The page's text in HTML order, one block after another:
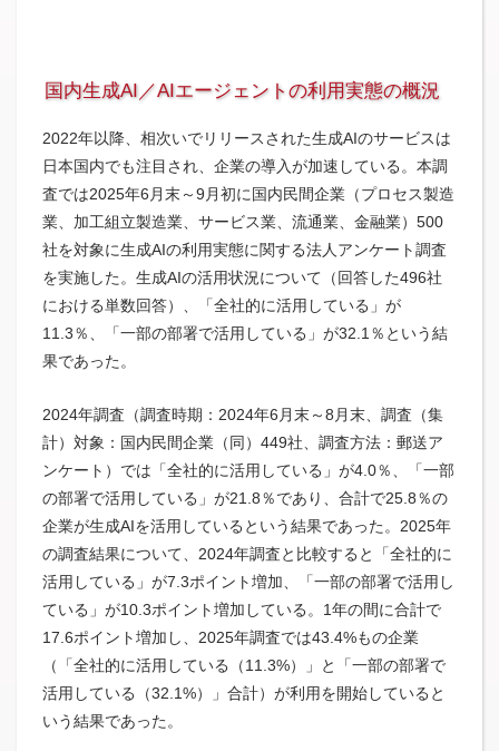
国内生成AI／AIエージェントの利用実態の概況
2022年以降、相次いでリリースされた生成AIのサービスは
日本国内でも注目され、企業の導入が加速している。本調
査では2025年6月末～9月初に国内民間企業（プロセス製造
業、加工組立製造業、サービス業、流通業、金融業）500
社を対象に生成AIの利用実態に関する法人アンケート調査
を実施した。生成AIの活用状況について（回答した496社
における単数回答）、「全社的に活用している」が
11.3％、「一部の部署で活用している」が32.1％という結
果であった。
2024年調査（調査時期：2024年6月末～8月末、調査（集
計）対象：国内民間企業（同）449社、調査方法：郵送ア
ンケート）では「全社的に活用している」が4.0％、「一部
の部署で活用している」が21.8％であり、合計で25.8％の
企業が生成AIを活用しているという結果であった。2025年
の調査結果について、2024年調査と比較すると「全社的に
活用している」が7.3ポイント増加、「一部の部署で活用し
ている」が10.3ポイント増加している。1年の間に合計で
17.6ポイント増加し、2025年調査では43.4%もの企業
（「全社的に活用している（11.3%）」と「一部の部署で
活用している（32.1%）」合計）が利用を開始していると
いう結果であった。